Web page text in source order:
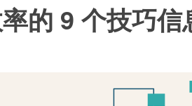
的 9 个技巧信